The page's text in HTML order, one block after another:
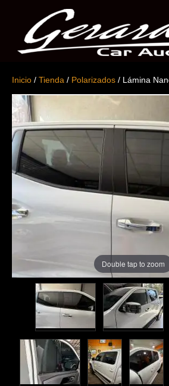
Inicio / Tienda / Polarizados / Lámina
Double tap to zoom